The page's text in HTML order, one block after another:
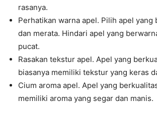
rasanya.
Perhatikan warna apel. Pilih apel yang
dan merata. Hindari apel yang
pucat.
Rasakan tekstur apel. Apel yang
biasanya memiliki tekstur yang keras
Cium aroma apel. Apel yang
memiliki aroma yang segar dan manis.